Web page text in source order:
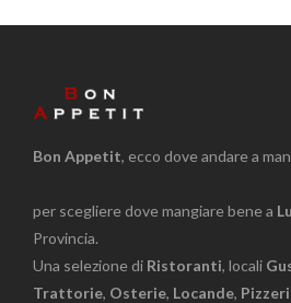
Bon Appetit, ecco dove andare a
per scegliere dove mangiare bene a
Provincia.
Una selezione di Ristoranti, locali
Trattorie, Osterie, Locande,